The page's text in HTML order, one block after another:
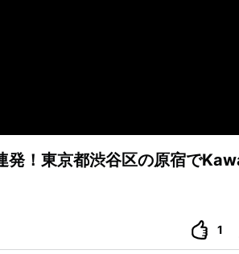
発！東京都渋谷区の原宿で
1